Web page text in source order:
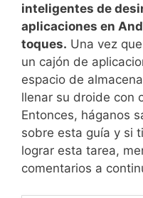
inteligentes de
aplicaciones en
toques. Una vez
un cajón de
espacio de
llenar su droide con
Entonces, háganos
sobre esta guía y si
lograr esta tarea,
comentarios a